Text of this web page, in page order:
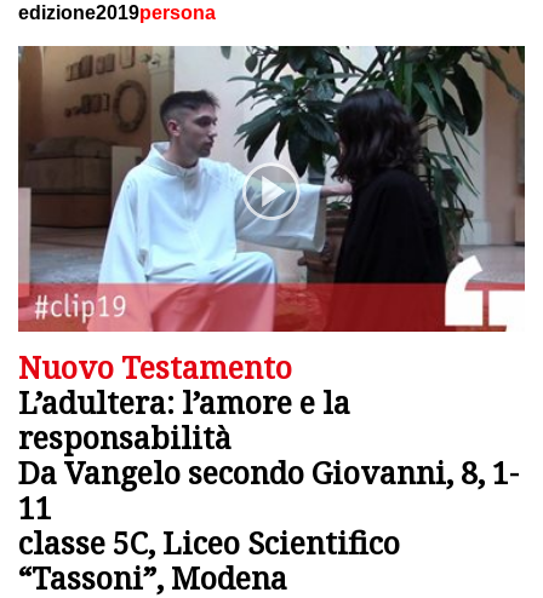
edizione2019persona
Nuovo Testamento
L’adultera: l’amore e la
responsabilità
Da Vangelo secondo Giovanni, 8, 1-
11
classe 5C, Liceo Scientifico
“Tassoni”, Modena